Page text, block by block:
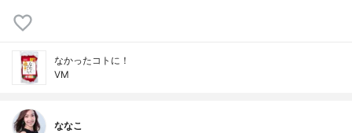
なかったコトに！
VM
ななこ